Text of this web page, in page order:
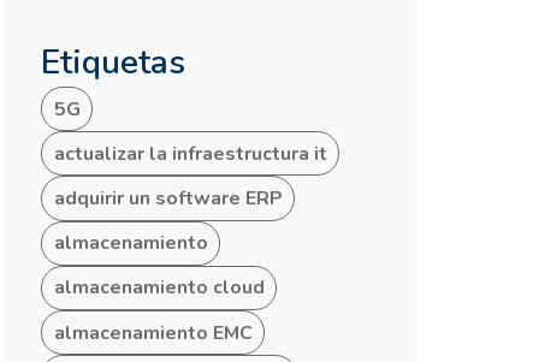
Etiquetas
5G
actualizar la infraestructura it
adquirir un software ERP
almacenamiento
almacenamiento cloud
almacenamiento EMC